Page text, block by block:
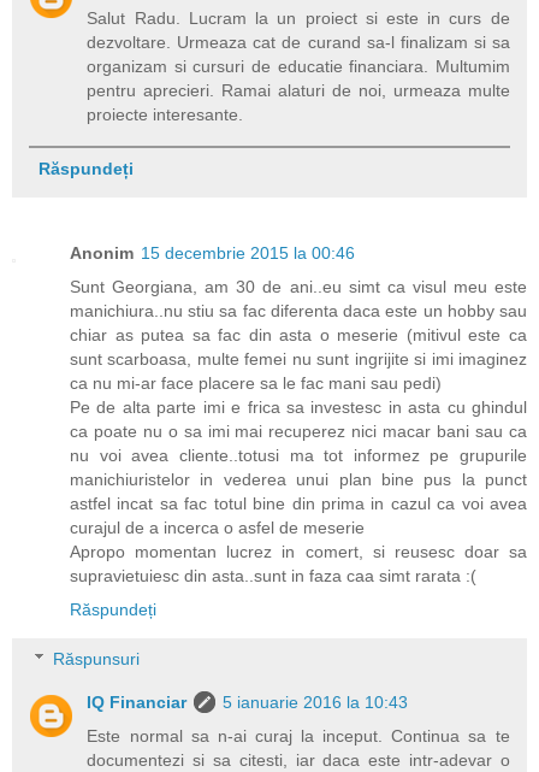
Salut Radu. Lucram la un proiect si este in curs de
dezvoltare. Urmeaza cat de curand sa-l finalizam si sa
organizam si cursuri de educatie financiara. Multumim
pentru aprecieri. Ramai alaturi de noi, urmeaza multe
proiecte interesante.
Răspundeți
Anonim 15 decembrie 2015 la 00:46
Sunt Georgiana, am 30 de ani..eu simt ca visul meu este
manichiura..nu stiu sa fac diferenta daca este un hobby sau
chiar as putea sa fac din asta o meserie (mitivul este ca
sunt scarboasa, multe femei nu sunt ingrijite si imi imaginez
ca nu mi-ar face placere sa le fac mani sau pedi)
Pe de alta parte imi e frica sa investesc in asta cu ghindul
ca poate nu o sa imi mai recuperez nici macar bani sau ca
nu voi avea cliente..totusi ma tot informez pe grupurile
manichiuristelor in vederea unui plan bine pus la punct
astfel incat sa fac totul bine din prima in cazul ca voi avea
curajul de a incerca o asfel de meserie
Apropo momentan lucrez in comert, si reusesc doar sa
supravietuiesc din asta..sunt in faza caa simt rarata :(
Răspundeți
Răspunsuri
IQ Financiar
5 ianuarie 2016 la 10:43
Este normal sa n-ai curaj la inceput. Continua sa te
documentezi si sa citesti, iar daca este intr-adevar o